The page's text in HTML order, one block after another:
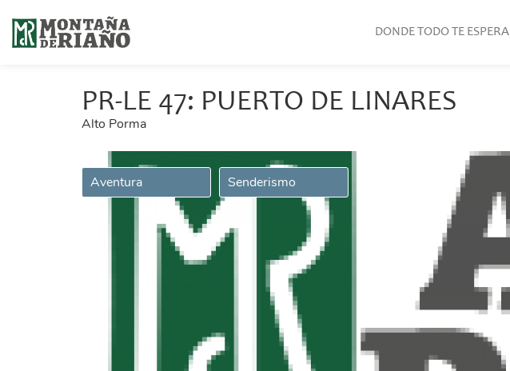
DONDE TODO TE ESPERA
PR-LE 47: PUERTO DE LINARES
Alto Porma
Aventura Senderismo